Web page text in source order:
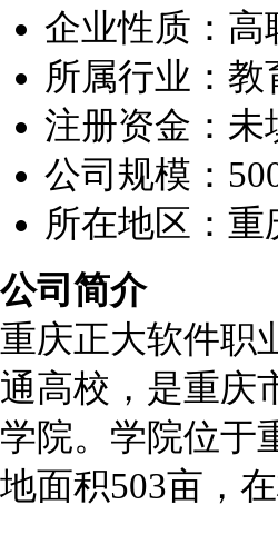
企业性质：高
所属行业：教
注册资金：未
公司规模：
所在地区：重
公司简介
重庆正大软件职
通高校，是重庆
学院。学院位于
地面积503亩，